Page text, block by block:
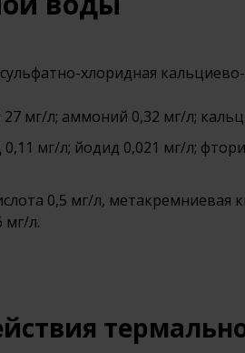
хлоридная
мг/л; аммоний 0,32 мг/л;
мг/л; йодид 0,021 мг/л;
0,5 мг/л, метакремниевая
мг/л.